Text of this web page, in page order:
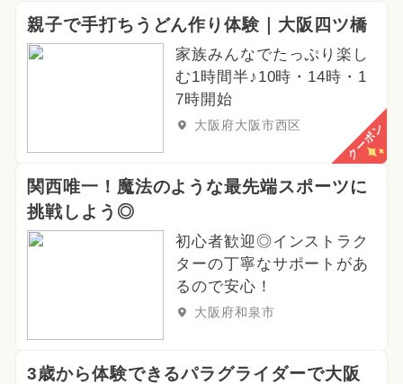
親子で手打ちうどん作り体験｜大阪四ツ橋
家族みんなでたっぷり楽し
む1時間半♪10時・14時・1
7時開始
大阪府大阪市西区 クーポン
関西唯一！魔法のような最先端スポーツに
挑戦しよう◎
初心者歓迎◎インストラク
ターの丁寧なサポートがあ
るので安心！
大阪府和泉市
3歳から体験できるパラグライダーで大阪